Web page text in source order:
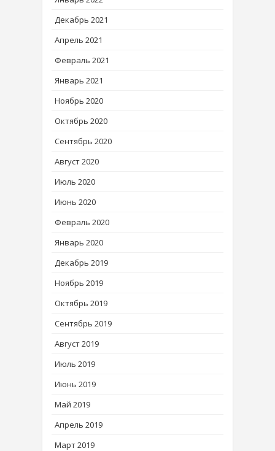
Декабрь 2021
Апрель 2021
Февраль 2021
Январь 2021
Ноябрь 2020
Октябрь 2020
Сентябрь 2020
Август 2020
Июль 2020
Июнь 2020
Февраль 2020
Январь 2020
Декабрь 2019
Ноябрь 2019
Октябрь 2019
Сентябрь 2019
Август 2019
Июль 2019
Июнь 2019
Май 2019
Апрель 2019
Март 2019